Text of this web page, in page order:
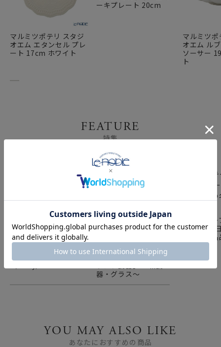
○貫入
素地と釉薬の収縮率の違いによって生じる釉薬部分のヒビの
ことです。商品本体の破損によるヒビとは異なります。商品
にもともと入っているものを直接貫入、使用していくうちに
入ってくるものを経年貫入と言います。貫入は使用上問題は
器の使い始めは【目止め】をお勧めします。汚れやシミを付
きにくくする効果があります。
のご使用は上絵を傷つけるおそれがございますので、お避け
下さい。
ご購入時に表面に細かなヒビ（貫入）が入っているものや、
使用していくうちに貫入が入っていくものがございますが使
用上支障はありません。
れの浸水を軽減させます。水に浸した際は、斑点のようなシ
ミが出る場合があります。これは器が水分を吸水した為で、
マルミツポテリ スタジ
オエム エタンセル プレ
ート 17cm ホワイト
ーキプレート 20cm
マルミツ
オエム ル
ソーサー
ト
FEATURE
特集
カレーアイテム特集
世界が認める「日本のブ
器・グラス～
世界のテ
巡る旅 ー
と世界の
YOU MAY ALSO LIKE
あなたにおすすめの商品